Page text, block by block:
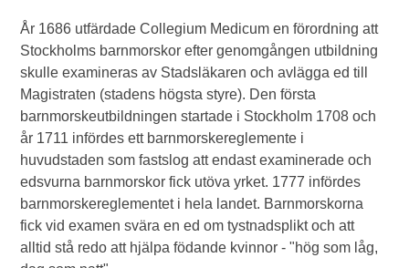
År 1686 utfärdade Collegium Medicum en förordning att
Stockholms barnmorskor efter genomgången utbildning
skulle examineras av Stadsläkaren och avlägga ed till
Magistraten (stadens högsta styre). Den första
barnmorskeutbildningen startade i Stockholm 1708 och
år 1711 infördes ett barnmorskereglemente i
huvudstaden som fastslog att endast examinerade och
edsvurna barnmorskor fick utöva yrket. 1777 infördes
barnmorskereglementet i hela landet. Barnmorskorna
fick vid examen svära en ed om tystnadsplikt och att
alltid stå redo att hjälpa födande kvinnor - "hög som låg,